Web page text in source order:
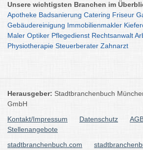
Unsere wichtigsten Branchen im
Apotheke Badsanierung Catering Friseur
Gebäudereinigung Immobilienmakler
Maler Optiker Pflegedienst Rechtsanwalt
Physiotherapie Steuerberater Zahnarzt
Herausgeber: Stadtbranchenbuch
GmbH
Kontakt/Impressum
Datenschutz
Stellenangebote
stadtbranchenbuch.com